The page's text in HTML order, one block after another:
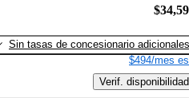
Sin tasas de concesionario adicionales
$494/mes
Verif. disponibilidad